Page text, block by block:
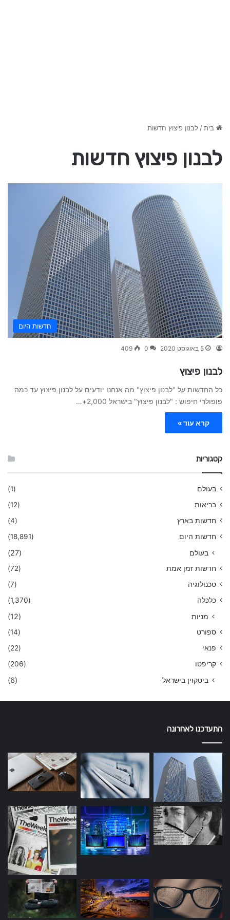
בית/לבנון פיצוץ חדשות
לבנון פיצוץ חדשות
חדשות היום
5 באוגוסט 2020 0
409
לבנון פיצוץ
כל החדשות על "לבנון פיצוץ" מה אנחנו יודעים על לבנון פיצוץ עד כמה
פופולרי חיפוש : "לבנון פיצוץ" בישראל 2,000+…
קרא עוד »
קטגוריות
בעולם
(1)
בריאות
(12)
חדשות בארץ
(4)
חדשות היום
(18,891)
בעולם (27)
חדשות זמן אמת
(72)
טכנולוגיה
(7)
כלכלה
(1,370)
מניות (12)
ספורט
(14)
פנאי
(22)
קריפטו
(206)
ביטקוין בישראל (6)
התעדכנו לאחרונה